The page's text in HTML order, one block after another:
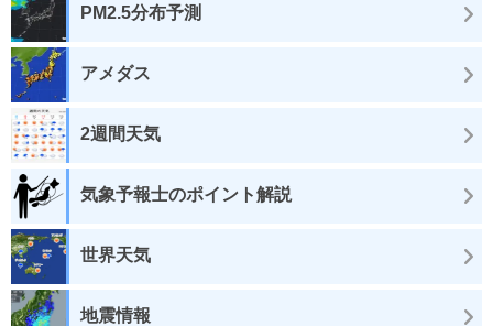
PM2.5分布予測
アメダス
2週間天気
気象予報士のポイント解説
世界天気
地震情報